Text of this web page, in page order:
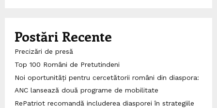
Postări Recente
Precizări de presă
Top 100 Români de Pretutindeni
Noi oportunități pentru cercetătorii români din diaspora:
ANC lansează două programe de mobilitate
RePatriot recomandă includerea diasporei în strategiile